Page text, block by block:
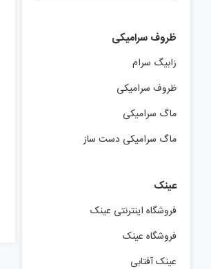
ظروف سرامیکی
زابیگ سرام
ظروف سرامیکی
ماگ سرامیکی
ماگ سرامیکی دست ساز
عینک
فروشگاه اینترنتی عینک
فروشگاه عینک
عینک آفتابی